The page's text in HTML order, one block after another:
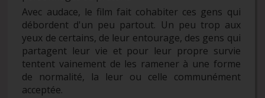
Avec audace, le film fait cohabiter ces gens qui
débordent d'un peu partout. Un peu trop aux
yeux de certains, de leur entourage, des gens qui
partagent leur vie et pour leur propre survie
tentent vainement de les ramener à une forme
de normalité, la leur ou celle communément
acceptée.